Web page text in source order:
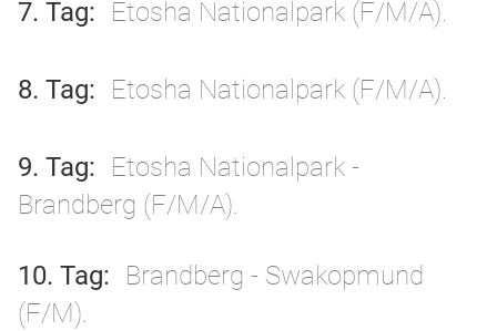
7. Tag Etosha Nationalpark (F/M/A).
8. Tag Etosha Nationalpark (F/M/A).
9. Tag
Etosha Nationalpark -
Brandberg (F/M/A).
10. Tag
Brandberg - Swakopmund
(F/M).